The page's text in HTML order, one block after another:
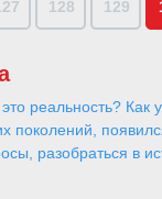
128 129
реальность? Как
поколений,
разобраться в